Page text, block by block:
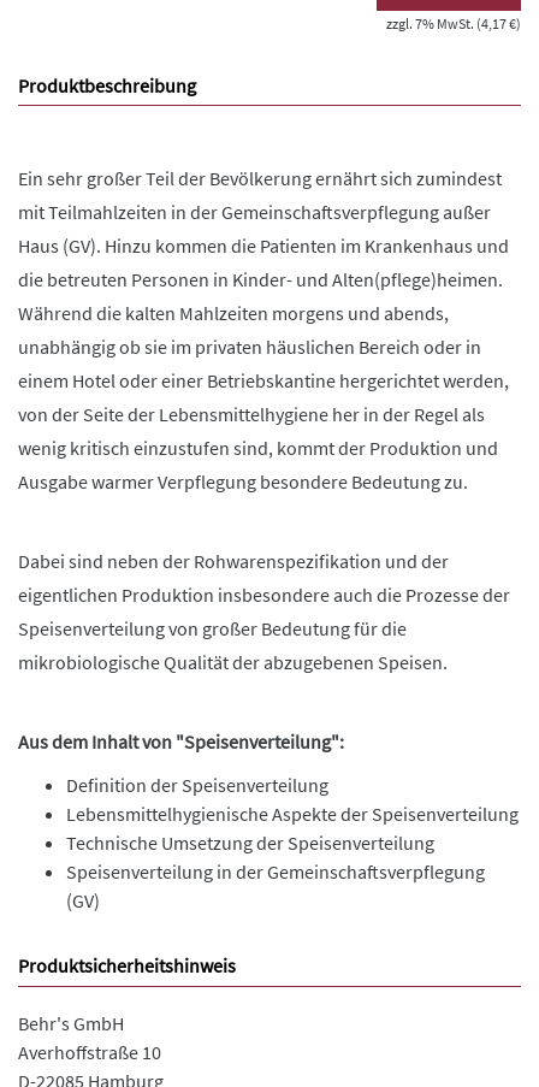
zzgl. 7% MwSt. (4,17 €)
Produktbeschreibung
Ein sehr großer Teil der Bevölkerung ernährt sich zumindest
mit Teilmahlzeiten in der Gemeinschaftsverpflegung außer
Haus (GV). Hinzu kommen die Patienten im Krankenhaus und
die betreuten Personen in Kinder- und Alten(pflege)heimen.
Während die kalten Mahlzeiten morgens und abends,
unabhängig ob sie im privaten häuslichen Bereich oder in
einem Hotel oder einer Betriebskantine hergerichtet werden,
von der Seite der Lebensmittelhygiene her in der Regel als
wenig kritisch einzustufen sind, kommt der Produktion und
Ausgabe warmer Verpflegung besondere Bedeutung zu.
Dabei sind neben der Rohwarenspezifikation und der
eigentlichen Produktion insbesondere auch die Prozesse der
Speisenverteilung von großer Bedeutung für die
mikrobiologische Qualität der abzugebenen Speisen.
Aus dem Inhalt von "Speisenverteilung":
Definition der Speisenverteilung
Lebensmittelhygienische Aspekte der Speisenverteilung
Technische Umsetzung der Speisenverteilung
Speisenverteilung in der Gemeinschaftsverpflegung
(GV)
Produktsicherheitshinweis
Behr's GmbH
Averhoffstraße 10
D-22085 Hamburg